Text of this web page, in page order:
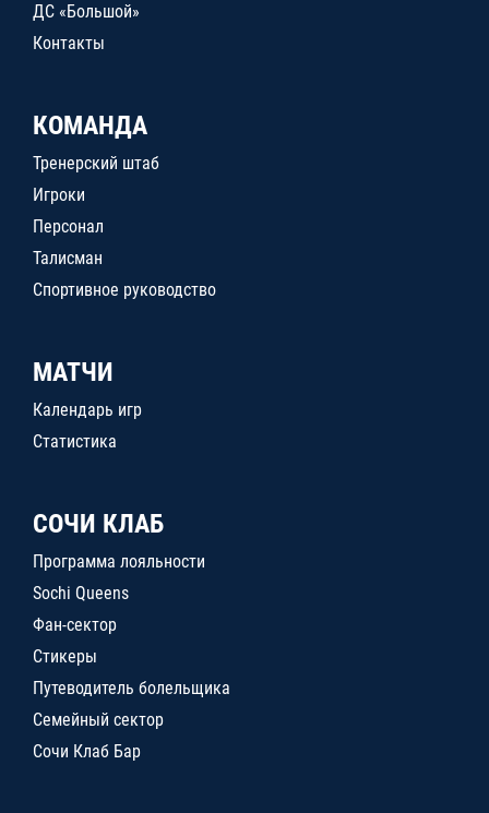
ДС «Большой»
Контакты
КОМАНДА
Тренерский штаб
Игроки
Персонал
Талисман
Спортивное руководство
МАТЧИ
Календарь игр
Статистика
СОЧИ КЛАБ
Программа лояльности
Sochi Queens
Фан-сектор
Стикеры
Путеводитель болельщика
Семейный сектор
Сочи Клаб Бар